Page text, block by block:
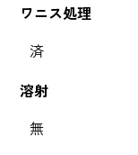
ワニス処理
済
溶射
無